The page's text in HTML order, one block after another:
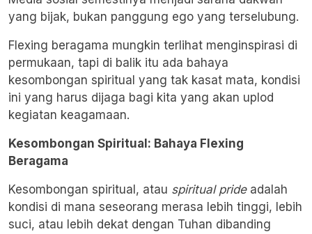
yang bijak, bukan panggung ego yang terselubung.
Flexing beragama mungkin terlihat menginspirasi di
permukaan, tapi di balik itu ada bahaya
kesombongan spiritual yang tak kasat mata, kondisi
ini yang harus dijaga bagi kita yang akan uplod
kegiatan keagamaan.
Kesombongan Spiritual: Bahaya Flexing
Beragama
Kesombongan spiritual, atau spiritual prideadalah
kondisi di mana seseorang merasa lebih tinggi, lebih
suci, atau lebih dekat dengan Tuhan dibanding